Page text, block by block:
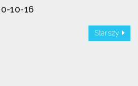
10-16
Starszy